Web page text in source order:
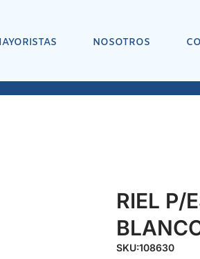
NOSOTROS
RIEL P/
SKU:108630